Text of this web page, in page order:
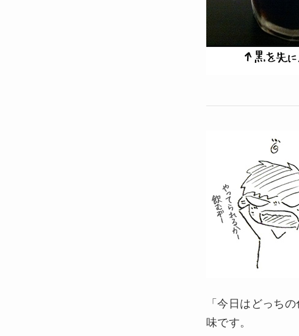
「今日はどっち
味です。